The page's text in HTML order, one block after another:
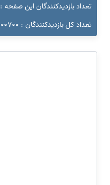
تعداد بازدیدکنندگان این صفحه : 159
تعداد کل بازدیدکنندگان : 2100700